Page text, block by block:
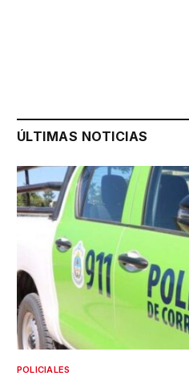
ÚLTIMAS NOTICIAS
POLICIALES